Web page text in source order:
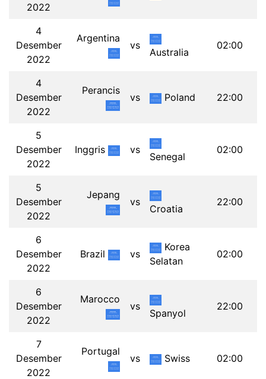
2022
4
Desember
2022
Argentina
vs
Australia
02:00
4
Desember
2022
Perancis
vs Poland 22:00
5
Desember
2022
Inggris vs
Senegal
02:00
5
Desember
2022
Jepang
vs
Croatia
22:00
6
Desember
2022
Brazil vs
Korea
Selatan
02:00
6
Desember
2022
Marocco
vs
Spanyol
22:00
7
Desember
2022
Portugal
vs Swiss 02:00